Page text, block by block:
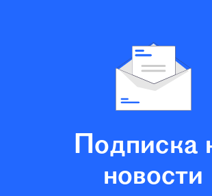
Подписка
новости